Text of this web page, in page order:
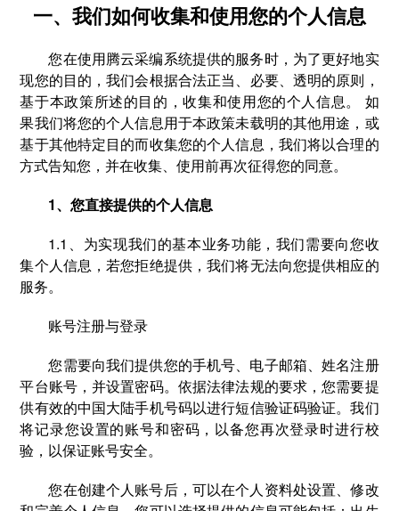
一、我们如何收集和使用您的个人信息
您在使用腾云采编系统提供的服务时，为了更好地实
现您的目的，我们会根据合法正当、必要、透明的原则，
基于本政策所述的目的，收集和使用您的个人信息。 如
果我们将您的个人信息用于本政策未载明的其他用途，或
基于其他特定目的而收集您的个人信息，我们将以合理的
方式告知您，并在收集、使用前再次征得您的同意。
1、您直接提供的个人信息
1.1、为实现我们的基本业务功能，我们需要向您收
集个人信息，若您拒绝提供，我们将无法向您提供相应的
服务。
账号注册与登录
您需要向我们提供您的手机号、电子邮箱、姓名注册
平台账号，并设置密码。依据法律法规的要求，您需要提
供有效的中国大陆手机号码以进行短信验证码验证。我们
将记录您设置的账号和密码，以备您再次登录时进行校
验，以保证账号安全。
您在创建个人账号后，可以在个人资料处设置、修改